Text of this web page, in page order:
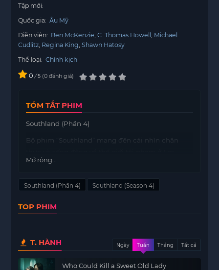
Tập mới:
Quốc gia: Âu Mỹ
Diễn viên: Ben McKenzie C. Thomas Howell
Michael
Cudlitz Regina King Shawn Hatosy
Thể loại: Chính kịch
0 / 5 0 đánh giá
TÓM TẮT PHIM
Southland (Phần 4)
Bộ phim “Southland” mang đến cái nhìn chân
Angeles, đi sâu vào cuộc sống của cảnh sát, tội
Nội dung phim xoay quanh bốn nhân vật chính:
Cảnh sát John Cooper, một cảnh sát dày dạn kinh
nghiệm, người phải chứng tỏ bản thân một lần
mặt với những thử thách trong công việc và cuộc
sống cá nhân, cùng với những ký ức không dễ
dàng từ quá khứ.
Mở rộng...
Southland (Phần 4) Southland (Season 4)
TOP PHIM
T. HÀNH Ngày Tuần Tháng Tất cả
Who Could Kill a Sweet Old Lady